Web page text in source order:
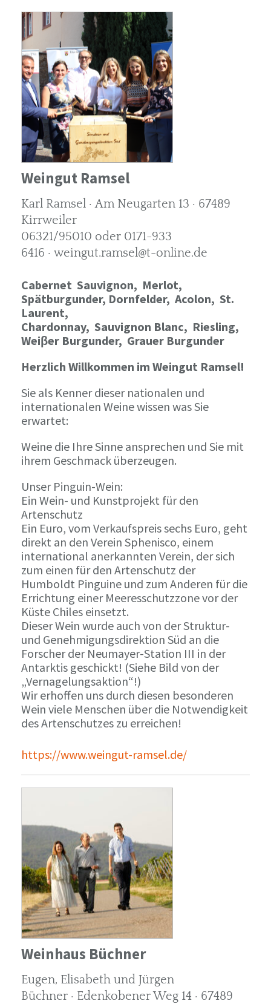
Weingut Ramsel
Karl Ramsel · Am Neugarten 13 · 67489
Kirrweiler
06321/95010 oder 0171-933
6416 · weingut.ramsel@t-online.de
Cabernet Sauvignon, Merlot,
Spätburgunder, Dornfelder, Acolon, St.
Laurent,
Chardonnay, Sauvignon Blanc, Riesling,
Weiβer Burgunder, Grauer Burgunder
Herzlich Willkommen im Weingut Ramsel!
Sie als Kenner dieser nationalen und
internationalen Weine wissen was Sie
erwartet:
Weine die Ihre Sinne ansprechen und Sie mit
ihrem Geschmack überzeugen.
Unser Pinguin-Wein:
Ein Wein- und Kunstprojekt für den
Artenschutz
Ein Euro, vom Verkaufspreis sechs Euro, geht
direkt an den Verein Sphenisco, einem
international anerkannten Verein, der sich
zum einen für den Artenschutz der
Humboldt Pinguine und zum Anderen für die
Errichtung einer Meeresschutzzone vor der
Küste Chiles einsetzt.
Dieser Wein wurde auch von der Struktur-
und Genehmigungsdirektion Süd an die
Forscher der Neumayer-Station III in der
Antarktis geschickt! (Siehe Bild von der
„Vernagelungsaktion“!)
Wir erhoffen uns durch diesen besonderen
Wein viele Menschen über die Notwendigkeit
des Artenschutzes zu erreichen!
https://www.weingut-ramsel.de/
Weinhaus Büchner
Eugen, Elisabeth und Jürgen
Büchner · Edenkobener Weg 14 · 67489